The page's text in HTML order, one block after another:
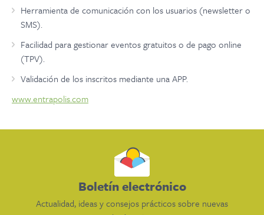
Herramienta de comunicación con los usuarios (newsletter o
SMS).
Facilidad para gestionar eventos gratuitos o de pago online
(TPV).
Validación de los inscritos mediante una APP.
www.entrapolis.com
Boletín electrónico
Actualidad, ideas y consejos prácticos sobre nuevas